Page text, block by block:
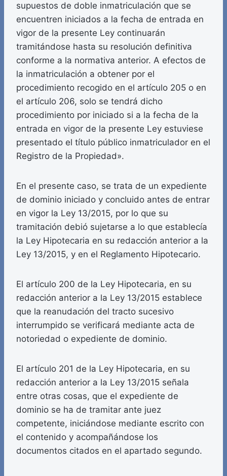
supuestos de doble inmatriculación que se
encuentren iniciados a la fecha de entrada en
vigor de la presente Ley continuarán
tramitándose hasta su resolución definitiva
conforme a la normativa anterior. A efectos de
la inmatriculación a obtener por el
procedimiento recogido en el artículo 205 o en
el artículo 206, solo se tendrá dicho
procedimiento por iniciado si a la fecha de la
entrada en vigor de la presente Ley estuviese
presentado el título público inmatriculador en el
Registro de la Propiedad».
En el presente caso, se trata de un expediente
de dominio iniciado y concluido antes de entrar
en vigor la Ley 13/2015, por lo que su
tramitación debió sujetarse a lo que establecía
la Ley Hipotecaria en su redacción anterior a la
Ley 13/2015, y en el Reglamento Hipotecario.
El artículo 200 de la Ley Hipotecaria, en su
redacción anterior a la Ley 13/2015 establece
que la reanudación del tracto sucesivo
interrumpido se verificará mediante acta de
notoriedad o expediente de dominio.
El artículo 201 de la Ley Hipotecaria, en su
redacción anterior a la Ley 13/2015 señala
entre otras cosas, que el expediente de
dominio se ha de tramitar ante juez
competente, iniciándose mediante escrito con
el contenido y acompañándose los
documentos citados en el apartado segundo.